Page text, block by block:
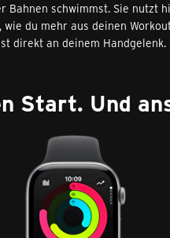
schwimmst. Sie nutzt
wie du mehr aus deinen
direkt an deinem Handgelenk.
Start. Und